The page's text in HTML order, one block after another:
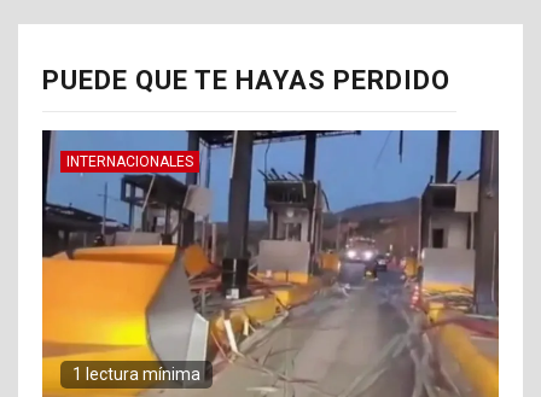
PUEDE QUE TE HAYAS PERDIDO
INTERNACIONALES
1 lectura mínima